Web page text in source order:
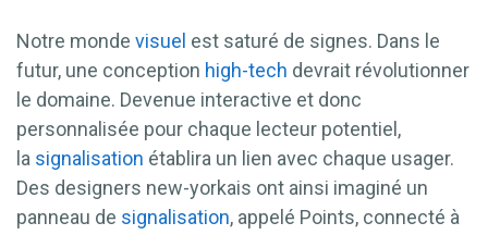
Notre monde visuel est saturé de signes. Dans le
futur, une conception high-tech devrait révolutionner
le domaine. Devenue interactive et donc
personnalisée pour chaque lecteur potentiel,
la signalisation établira un lien avec chaque usager.
Des designers new-yorkais ont ainsi imaginé un
panneau de signalisation, appelé Points, connecté à